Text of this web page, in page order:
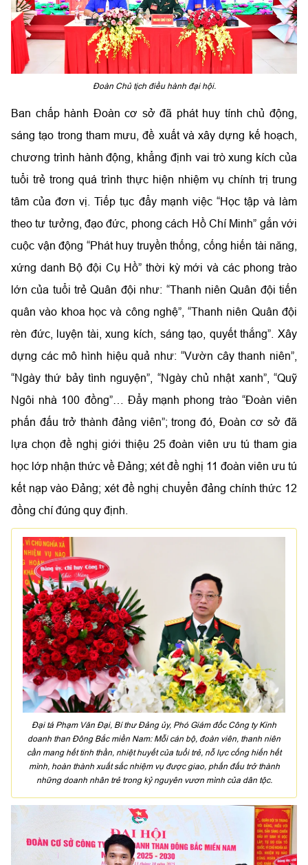
Đoàn Chủ tịch điều hành đại hội.
Ban chấp hành Đoàn cơ sở đã phát huy tính chủ động,
sáng tạo trong tham mưu, đề xuất và xây dựng kế hoạch,
chương trình hành động, khẳng định vai trò xung kích của
tuổi trẻ trong quá trình thực hiện nhiệm vụ chính trị trung
tâm của đơn vị. Tiếp tục đẩy mạnh việc “Học tập và làm
theo tư tưởng, đạo đức, phong cách Hồ Chí Minh” gắn với
cuộc vận động “Phát huy truyền thống, cống hiến tài năng,
xứng danh Bộ đội Cụ Hồ” thời kỳ mới và các phong trào
lớn của tuổi trẻ Quân đội như: “Thanh niên Quân đội tiến
quân vào khoa học và công nghệ”, “Thanh niên Quân đội
rèn đức, luyện tài, xung kích, sáng tạo, quyết thắng”. Xây
dựng các mô hình hiệu quả như: “Vườn cây thanh niên”,
“Ngày thứ bảy tình nguyện”, “Ngày chủ nhật xanh”, “Quỹ
Ngôi nhà 100 đồng”… Đẩy mạnh phong trào “Đoàn viên
phấn đấu trở thành đảng viên”; trong đó, Đoàn cơ sở đã
lựa chọn đề nghị giới thiệu 25 đoàn viên ưu tú tham gia
học lớp nhận thức về Đảng; xét đề nghị 11 đoàn viên ưu tú
kết nạp vào Đảng; xét đề nghị chuyển đảng chính thức 12
đồng chí đúng quy định.
Đại tá Phạm Văn Đại, Bí thư Đảng ủy, Phó Giám đốc Công ty Kinh
doanh than Đông Bắc miền Nam: Mỗi cán bộ, đoàn viên, thanh niên
cần mang hết tinh thần, nhiệt huyết của tuổi trẻ, nỗ lực cống hiến hết
mình, hoàn thành xuất sắc nhiệm vụ được giao, phấn đấu trở thành
những doanh nhân trẻ trong kỷ nguyên vươn mình của dân tộc.